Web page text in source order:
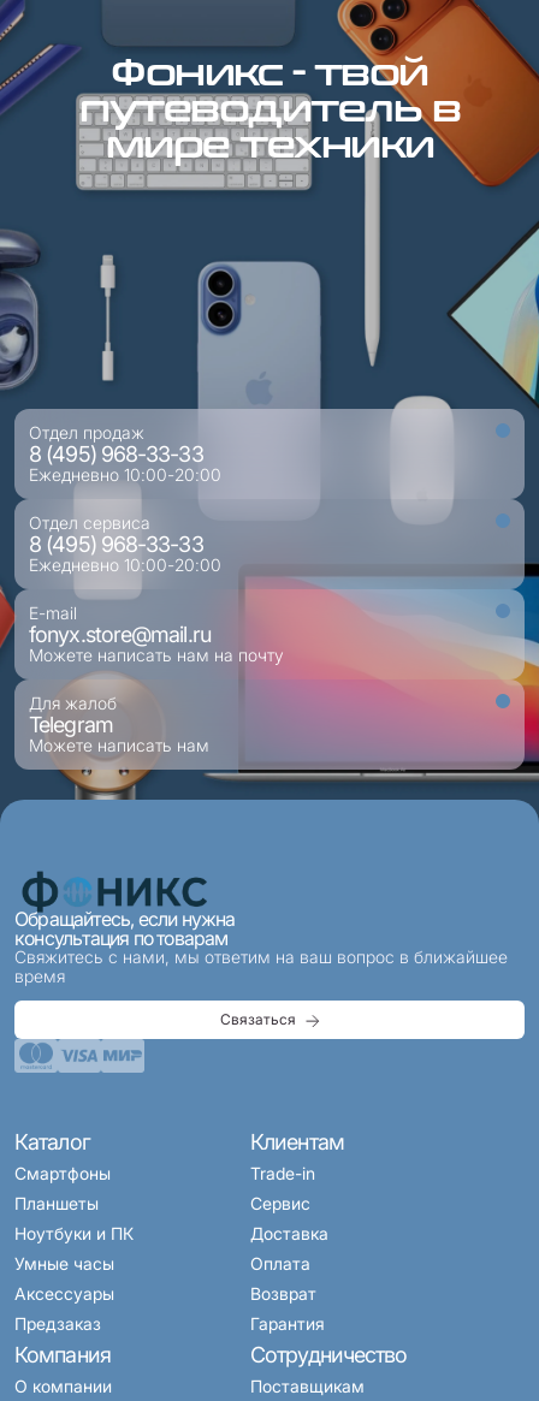
Фоникс - твой
путеводитель в
мире техники
Отдел продаж
8 (495) 968-33-33
Ежедневно 10:00-20:00
Отдел сервиса
8 (495) 968-33-33
Ежедневно 10:00-20:00
E-mail
fonyx.store@mail.ru
Можете написать нам на почту
Для жалоб
Telegram
Можете написать нам
Обращайтесь, если нужна
консультация по товарам
Свяжитесь с нами, мы ответим на ваш вопрос в ближайшее
время
Связаться
Каталог
Смартфоны
Планшеты
Ноутбуки и ПК
Умные часы
Аксессуары
Предзаказ
Клиентам
Trade-in
Сервис
Доставка
Оплата
Возврат
Гарантия
Компания
О компании
Сотрудничество
Поставщикам